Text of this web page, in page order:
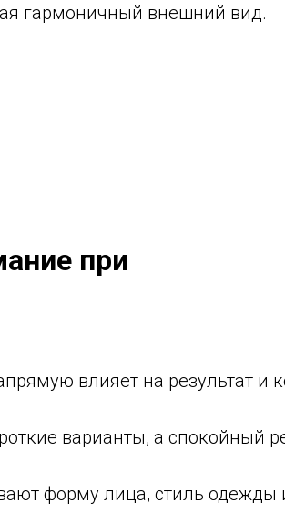
гармоничный внешний вид.
при
влияет на результат и
варианты, а спокойный
форму лица, стиль одежды